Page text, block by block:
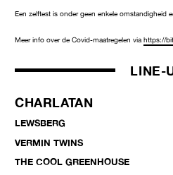
Een zelftest is onder geen enkele omstandigheid
Meer info over de Covid-maatregelen viahttps://
LINE-
CHARLATAN
LEWSBERG
VERMIN TWINS
THE COOL GREENHOUSE